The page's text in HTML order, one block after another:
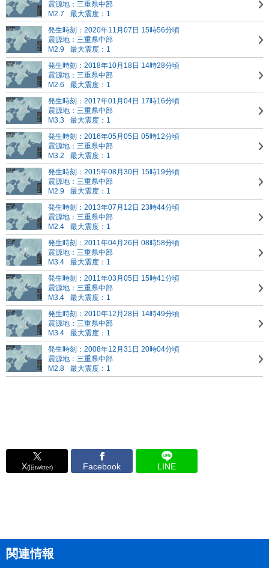
震源地：三重県中部
M2.7
最大震度：1
発生時刻：2020年11月07日 15時56分頃
震源地：三重県中部
M2.9
最大震度：1
発生時刻：2018年10月18日 14時28分頃
震源地：三重県中部
M2.6
最大震度：1
発生時刻：2017年01月04日 17時16分頃
震源地：三重県中部
M3.3
最大震度：1
発生時刻：2016年05月05日 05時12分頃
震源地：三重県中部
M3.2
最大震度：1
発生時刻：2015年08月30日 15時19分頃
震源地：三重県中部
M2.9
最大震度：1
発生時刻：2013年07月12日 23時44分頃
震源地：三重県中部
M2.4
最大震度：1
発生時刻：2011年04月26日 08時58分頃
震源地：三重県中部
M3.4
最大震度：1
発生時刻：2011年03月05日 15時41分頃
震源地：三重県中部
M3.4
最大震度：1
発生時刻：2010年12月28日 14時49分頃
震源地：三重県中部
M3.4
最大震度：1
発生時刻：2008年12月31日 20時04分頃
震源地：三重県中部
M2.8
最大震度：1
X(旧twitter) Facebook LINE
関連情報